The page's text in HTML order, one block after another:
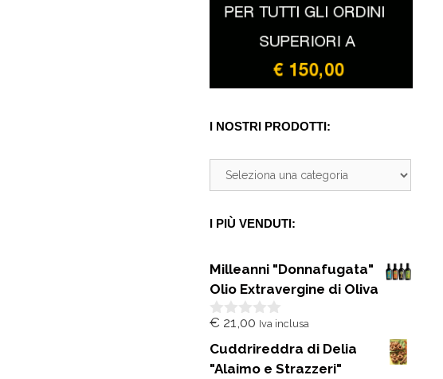
I NOSTRI PRODOTTI:
I PIÙ VENDUTI:
Milleanni "Donnafugata"
Olio Extravergine di Oliva
0
u
5
€ 21,00 Iva inclusa
Cuddrireddra di Delia
"Alaimo e Strazzeri"